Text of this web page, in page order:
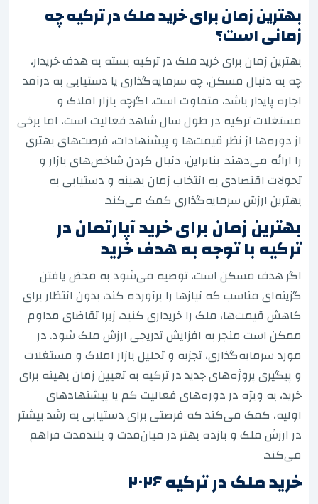
بهترین زمان برای خرید ملک در ترکیه چه
زمانی است؟
بهترین زمان برای خرید ملک در ترکیه بسته به هدف خریدار،
چه به دنبال مسکن، چه سرمایه‌گذاری یا دستیابی به درآمد
اجاره پایدار باشد، متفاوت است. اگرچه بازار املاک و
مستغلات ترکیه در طول سال شاهد فعالیت است، اما برخی
از دوره‌ها از نظر قیمت‌ها و پیشنهادات، فرصت‌های بهتری
را ارائه می‌دهند. بنابراین، دنبال کردن شاخص‌های بازار و
تحولات اقتصادی به انتخاب زمان بهینه و دستیابی به
بهترین ارزش سرمایه‌گذاری کمک می‌کند.
بهترین زمان برای خرید آپارتمان در
ترکیه با توجه به هدف خرید
اگر هدف مسکن است، توصیه می‌شود به محض یافتن
گزینه‌ای مناسب که نیازها را برآورده کند، بدون انتظار برای
کاهش قیمت‌ها، ملک را خریداری کنید، زیرا تقاضای مداوم
ممکن است منجر به افزایش تدریجی ارزش ملک شود. در
مورد سرمایه‌گذاری، تجزیه و تحلیل بازار املاک و مستغلات
و پیگیری پروژه‌های جدید در ترکیه به تعیین زمان بهینه برای
خرید، به ویژه در دوره‌های فعالیت کم یا پیشنهادهای
اولیه، کمک می‌کند که فرصتی برای دستیابی به رشد بیشتر
در ارزش ملک و بازده بهتر در میان‌مدت و بلندمدت فراهم
می‌کند.
خرید ملک در ترکیه ۲۰۲۶